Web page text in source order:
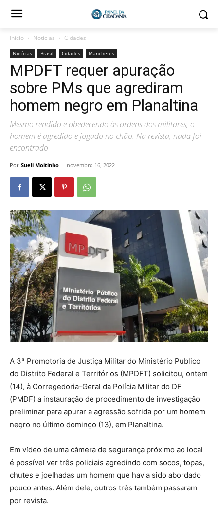
Início Notícias Cidades
Notícias Brasil Cidades Manchetes
MPDFT requer apuração
sobre PMs que agrediram
homem negro em Planaltina
Mesmo rendido e obedecendo às ordens dos militares, o
homem é agredido e jogado no chão. Na revista, nada foi
encontrado
Por Sueli Moitinho - novembro 16, 2022
A 3ª Promotoria de Justiça Militar do Ministério Público
do Distrito Federal e Territórios (MPDFT) solicitou, ontem
(14), à Corregedoria-Geral da Polícia Militar do DF
(PMDF) a instauração de procedimento de investigação
preliminar para apurar a agressão sofrida por um homem
negro no último domingo (13), em Planaltina.
Em vídeo de uma câmera de segurança próximo ao local
é possível ver três policiais agredindo com socos, topas,
chutes e joelhadas um homem que havia sido abordado
pouco antes. Além dele, outros três também passaram
por revista.